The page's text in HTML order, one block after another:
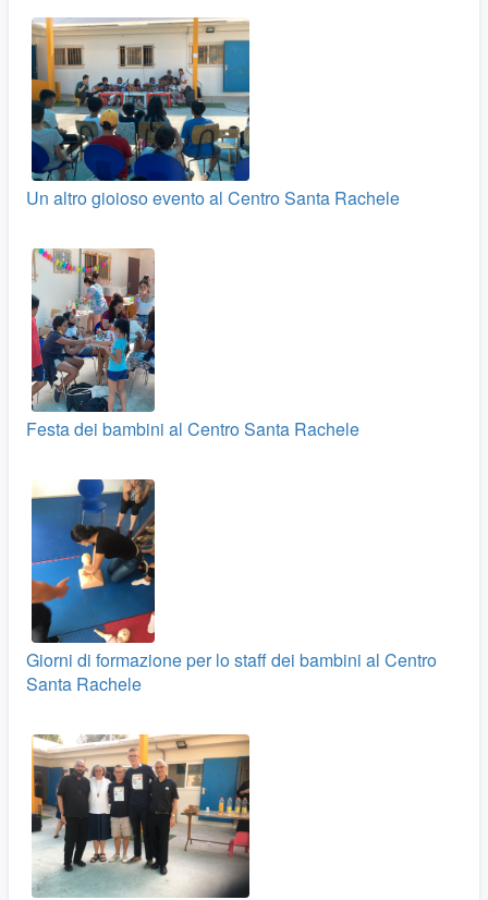
Un altro gioioso evento al Centro Santa Rachele
Festa dei bambini al Centro Santa Rachele
Giorni di formazione per lo staff dei bambini al Centro
Santa Rachele